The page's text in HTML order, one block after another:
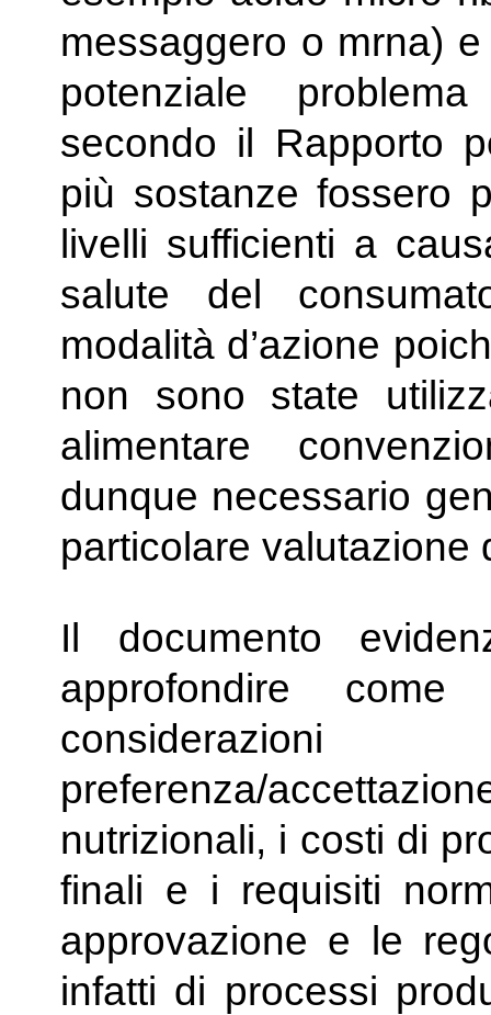
messaggero o mrna)
potenziale
secondo il Rapporto
più sostanze fossero
livelli sufficienti a
salute del
modalità d’azione
non sono state
alimentare
dunque necessario
particolare valutazione
Il documento
approfondire come
preferenza/
nutrizionali, i costi di
finali e i requisiti
approvazione e le
infatti di processi